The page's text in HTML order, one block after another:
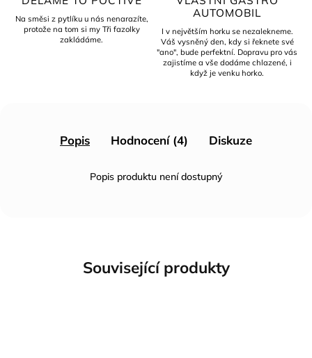
Na směsi z pytlíku u nás nenarazíte,
protože na tom si my Tři fazolky
zakládáme.
AUTOMOBIL
I v největším horku se nezalekneme.
Váš vysněný den, kdy si řeknete své
"ano", bude perfektní. Dopravu pro vás
zajistíme a vše dodáme chlazené, i
když je venku horko.
Související produkty
Popis Hodnocení (4) Diskuze
Popis produktu není dostupný